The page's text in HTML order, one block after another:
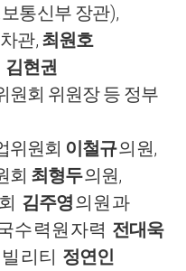
통신부 장관),
관, 최원호
김현권
원회 위원장 등 정부
위원회 이철규의원,
회 최형두의원,
김주영의원과
수력원자력 전대욱
리티 정연인